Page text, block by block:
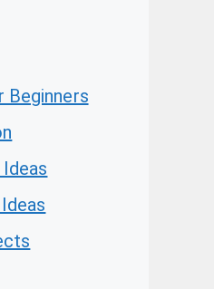
Beginners